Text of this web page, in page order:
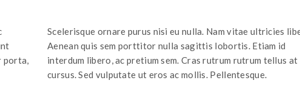
porta,
Scelerisque ornare purus nisi eu nulla. Nam vitae ultricies
Aenean quis sem porttitor nulla sagittis lobortis. Etiam id
interdum libero, ac pretium sem. Cras rutrum rutrum tellus at
cursus. Sed vulputate ut eros ac mollis. Pellentesque.